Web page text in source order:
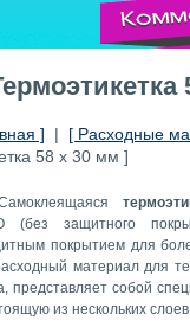
] | [ Расходные
58 x 30 мм ]
(без защитного
покрытием для
материал для
представляет собой
из нескольких